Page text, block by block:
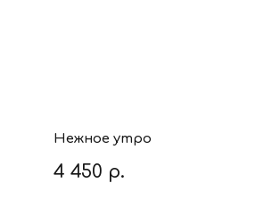
Нежное утро
4 450 р.